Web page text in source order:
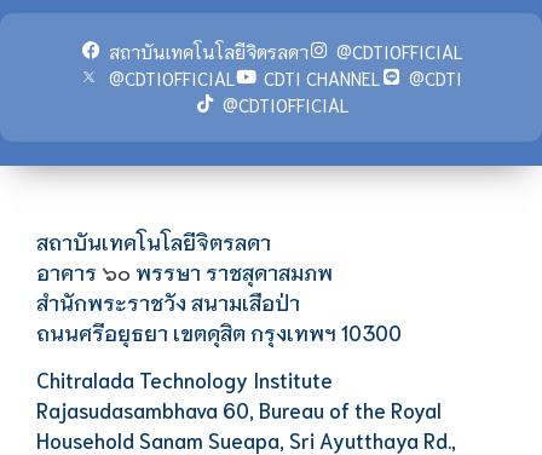
สถาบันเทคโนโลยีจิตรลดา
@CDTIOFFICIAL
@CDTIOFFICIAL
CDTI CHANNEL
@CDTI
@CDTIOFFICIAL
สถาบันเทคโนโลยีจิตรลดา
อาคาร ๖๐ พรรษา ราชสุดาสมภพ
สำนักพระราชวัง สนามเสือป่า
ถนนศรีอยุธยา เขตดุสิต กรุงเทพฯ 10300
Chitralada Technology Institute
Rajasudasambhava 60, Bureau of the Royal
Household Sanam Sueapa, Sri Ayutthaya Rd.,